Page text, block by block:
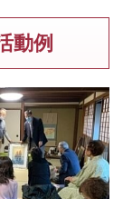
動例